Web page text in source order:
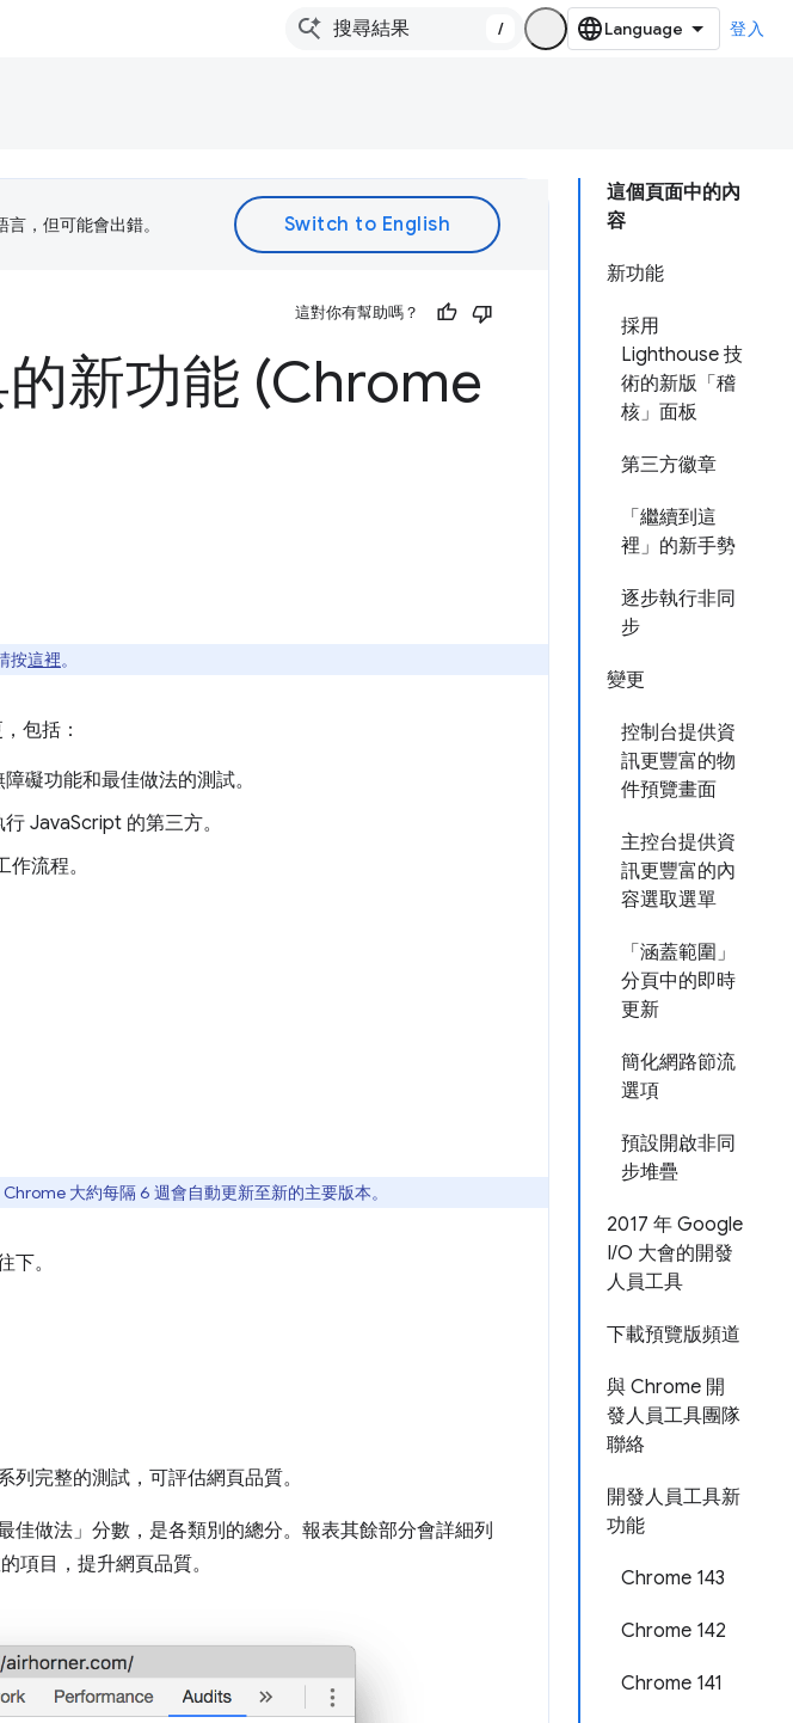
/ 登入
這個頁面中的內
容
新功能
採用
Lighthouse 技
術的新版「稽
核」面板
第三方徽章
「繼續到這
裡」的新手勢
逐步執行非同
步
變更
控制台提供資
訊更豐富的物
件預覽畫面
主控台提供資
訊更豐富的內
容選取選單
「涵蓋範圍」
分頁中的即時
更新
簡化網路節流
選項
預設開啟非同
步堆疊
2017 年 Google
I/O 大會的開發
人員工具
下載預覽版頻道
與 Chrome 開
發人員工具團隊
聯絡
開發人員工具新
功能
Chrome 143
Chrome 142
Chrome 141
，但可能會出錯。
這對你有幫助嗎？
新功能 (Chrome
按這裡。
包括：
礙功能和最佳做法的測試。
JavaScript 的第三方。
流程。
Chrome 大約每隔 6 週會自動更新至新的主要版本。
。
完整的測試，可評估網頁品質。
佳做法」 分數，是各類別的總分。報表其餘部分會詳細列
項目，提升網頁品質。